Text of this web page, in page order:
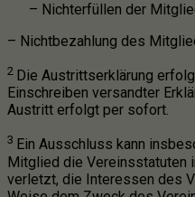
– Nichterfüllen der
– Nichtbezahlung des
2 Die Austrittserklärung
Einschreiben versandter
Austritt erfolgt per sofort.
3 Ein Ausschluss kann
Mitglied die Vereinsstatuten
verletzt, die Interessen des